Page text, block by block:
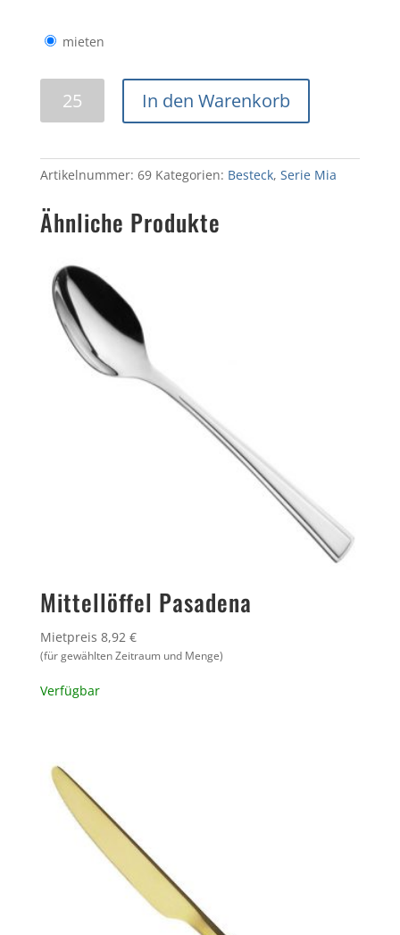
mieten
In den Warenkorb
Artikelnummer: 69 Kategorien: Besteck, Serie Mia
Ähnliche Produkte
Mittellöffel Pasadena
Mietpreis 8,92 €
(für gewählten Zeitraum und Menge)
Verfügbar